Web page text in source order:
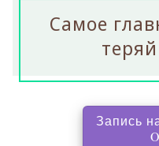
Самое
Запись